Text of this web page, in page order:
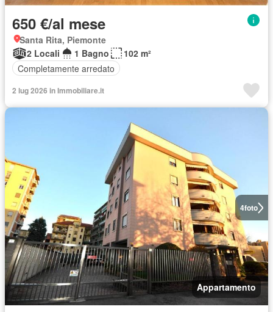
650 €/al mese
Santa Rita, Piemonte
2 Locali
1 Bagno
102 m²
Completamente arredato
2 lug 2026 in Immobiliare.it
4foto
Appartamento